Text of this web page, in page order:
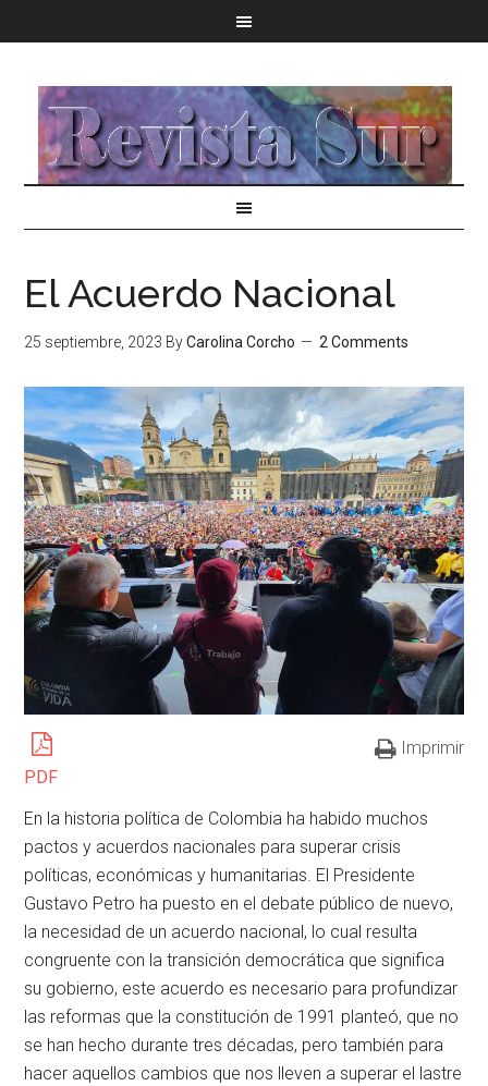
El Acuerdo Nacional
25 septiembre, 2023 ByCarolina Corcho 2 Comments
PDF
Imprimir
En la historia política de Colombia ha habido muchos
pactos y acuerdos nacionales para superar crisis
políticas, económicas y humanitarias. El Presidente
Gustavo Petro ha puesto en el debate público de nuevo,
la necesidad de un acuerdo nacional, lo cual resulta
congruente con la transición democrática que significa
su gobierno, este acuerdo es necesario para profundizar
las reformas que la constitución de 1991 planteó, que no
se han hecho durante tres décadas, pero también para
hacer aquellos cambios que nos lleven a superar el lastre